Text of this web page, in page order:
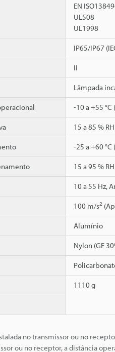
EN
UL508
UL1998
IP65/IP67
II
Lâmpada
-10 a +55
15 a 85 %
-25 a +60
15 a 95 % RH
10 a 55 Hz,
100 m/s2
Alumínio
Nylon (GF
1110 g
no transmissor ou no
ou no receptor, a distância